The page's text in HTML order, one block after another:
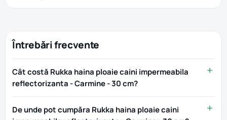
Întrebări frecvente
Cât costă Rukka haina ploaie caini impermeabila
reflectorizanta - Carmine - 30 cm?
De unde pot cumpăra Rukka haina ploaie caini